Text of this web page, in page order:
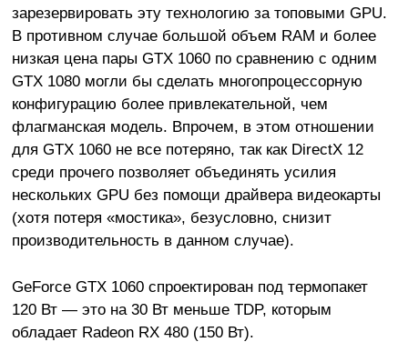
зарезервировать эту технологию за топовыми GPU.
В противном случае большой объем RAM и более
низкая цена пары GTX 1060 по сравнению с одним
GTX 1080 могли бы сделать многопроцессорную
конфигурацию более привлекательной, чем
флагманская модель. Впрочем, в этом отношении
для GTX 1060 не все потеряно, так как DirectX 12
среди прочего позволяет объединять усилия
нескольких GPU без помощи драйвера видеокарты
(хотя потеря «мостика», безусловно, снизит
производительность в данном случае).
GeForce GTX 1060 спроектирован под термопакет
120 Вт — это на 30 Вт меньше TDP, которым
обладает Radeon RX 480 (150 Вт).